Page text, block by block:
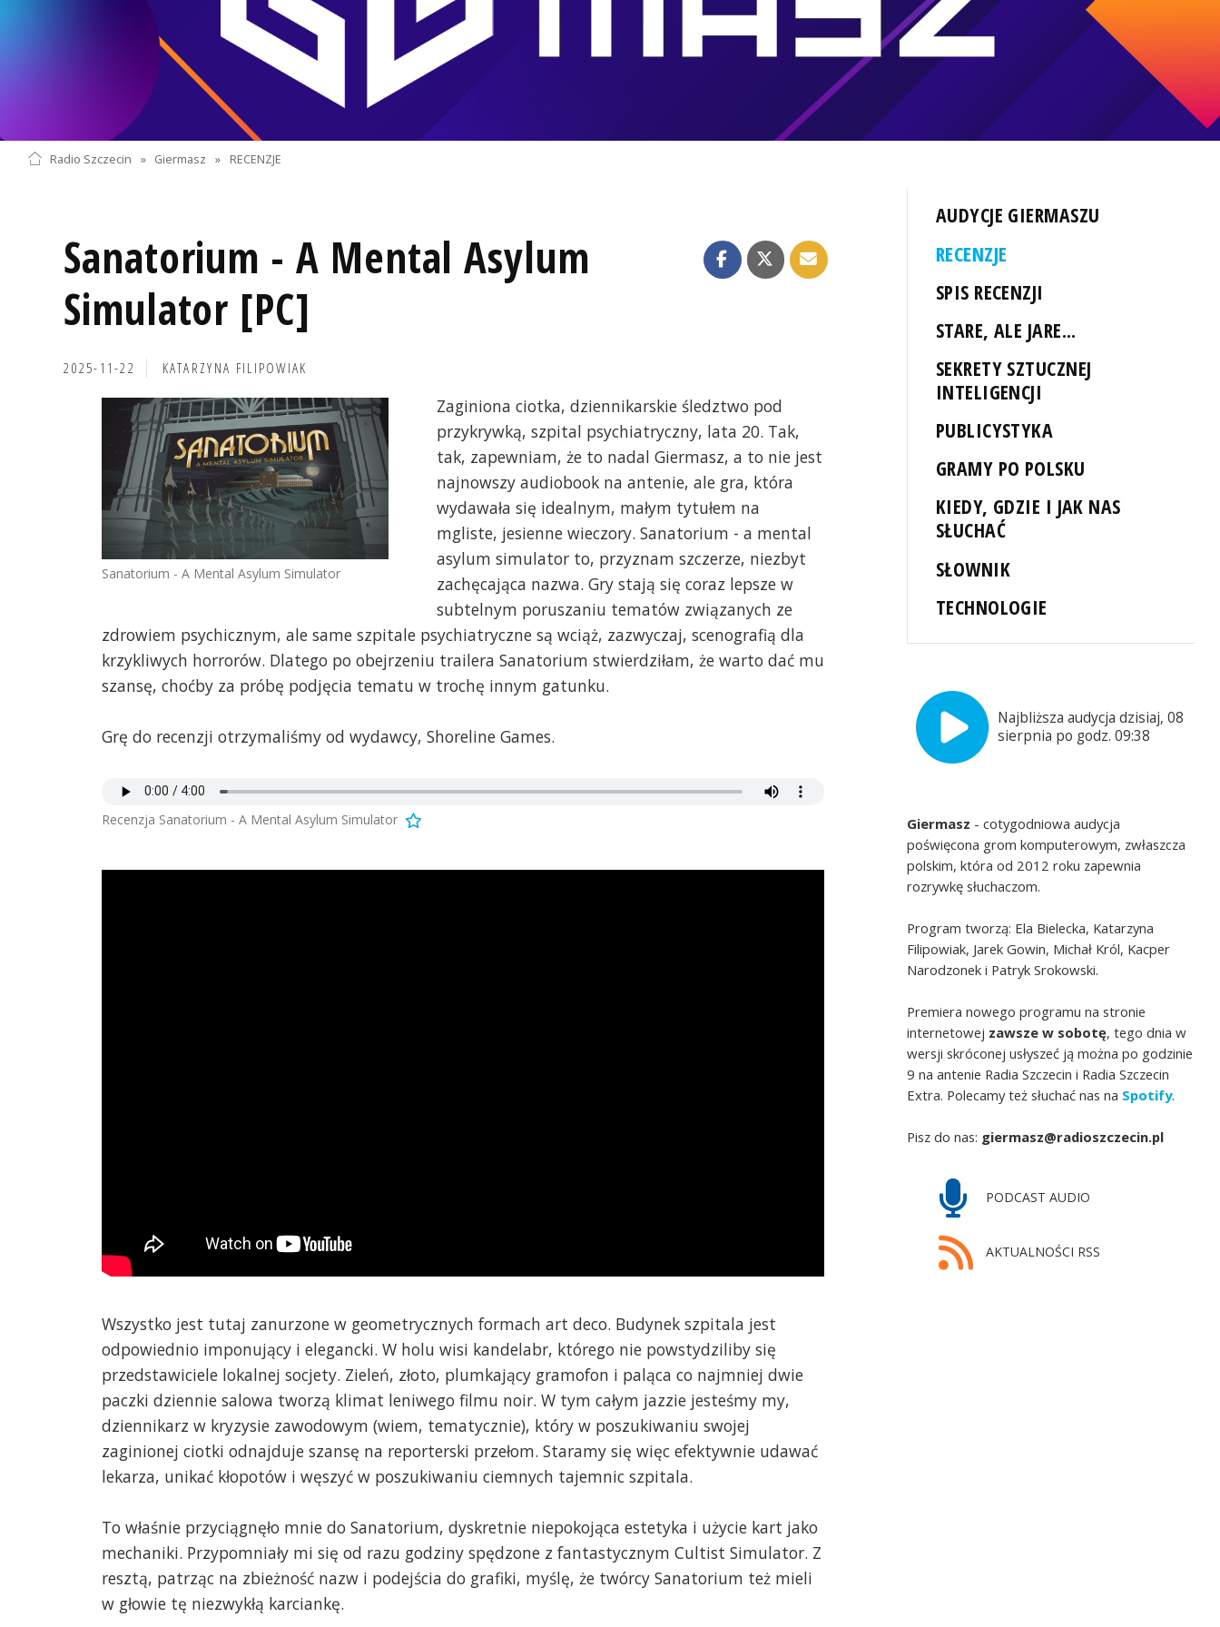
Radio Szczecin » Giermasz » RECENZJE
Sanatorium - A Mental Asylum
Simulator [PC]
2025-11-22 KATARZYNA FILIPOWIAK
Sanatorium - A Mental Asylum Simulator
Zaginiona ciotka, dziennikarskie śledztwo pod
przykrywką, szpital psychiatryczny, lata 20. Tak,
tak, zapewniam, że to nadal Giermasz, a to nie jest
najnowszy audiobook na antenie, ale gra, która
wydawała się idealnym, małym tytułem na
mgliste, jesienne wieczory. Sanatorium - a mental
asylum simulator to, przyznam szczerze, niezbyt
zachęcająca nazwa. Gry stają się coraz lepsze w
subtelnym poruszaniu tematów związanych ze
zdrowiem psychicznym, ale same szpitale psychiatryczne są wciąż, zazwyczaj, scenografią dla
krzykliwych horrorów. Dlatego po obejrzeniu trailera Sanatorium stwierdziłam, że warto dać mu
szansę, choćby za próbę podjęcia tematu w trochę innym gatunku.
Grę do recenzji otrzymaliśmy od wydawcy, Shoreline Games.
Recenzja Sanatorium - A Mental Asylum Simulator
Wszystko jest tutaj zanurzone w geometrycznych formach art deco. Budynek szpitala jest
odpowiednio imponujący i elegancki. W holu wisi kandelabr, którego nie powstydziliby się
przedstawiciele lokalnej socjety. Zieleń, złoto, plumkający gramofon i paląca co najmniej dwie
paczki dziennie salowa tworzą klimat leniwego filmu noir. W tym całym jazzie jesteśmy my,
dziennikarz w kryzysie zawodowym (wiem, tematycznie), który w poszukiwaniu swojej
zaginionej ciotki odnajduje szansę na reporterski przełom. Staramy się więc efektywnie udawać
lekarza, unikać kłopotów i węszyć w poszukiwaniu ciemnych tajemnic szpitala.
To właśnie przyciągnęło mnie do Sanatorium, dyskretnie niepokojąca estetyka i użycie kart jako
mechaniki. Przypomniały mi się od razu godziny spędzone z fantastycznym Cultist Simulator. Z
resztą, patrząc na zbieżność nazw i podejścia do grafiki, myślę, że twórcy Sanatorium też mieli
w głowie tę niezwykłą karciankę.
AUDYCJE GIERMASZU
RECENZJE
SPIS RECENZJI
STARE, ALE JARE...
SEKRETY SZTUCZNEJ
INTELIGENCJI
PUBLICYSTYKA
GRAMY PO POLSKU
KIEDY, GDZIE I JAK NAS
SŁUCHAĆ
SŁOWNIK
TECHNOLOGIE
Najbliższa audycja dzisiaj, 08
sierpnia po godz. 09:38
Giermasz - cotygodniowa audycja
poświęcona grom komputerowym, zwłaszcza
polskim, która od 2012 roku zapewnia
rozrywkę słuchaczom.
Program tworzą: Ela Bielecka, Katarzyna
Filipowiak, Jarek Gowin, Michał Król, Kacper
Narodzonek i Patryk Srokowski.
Premiera nowego programu na stronie
internetowej zawsze w sobotę, tego dnia w
wersji skróconej usłyszeć ją można po godzinie
9 na antenie Radia Szczecin i Radia Szczecin
Extra. Polecamy też słuchać nas na Spotify.
Pisz do nas: giermasz@radioszczecin.pl
PODCAST AUDIO
AKTUALNOŚCI RSS